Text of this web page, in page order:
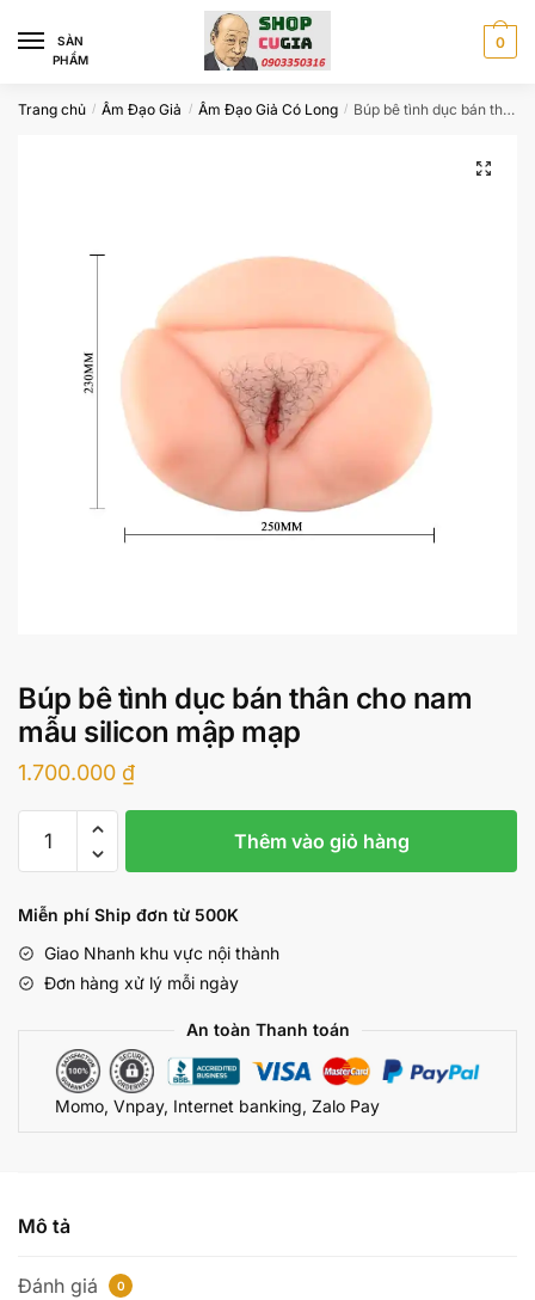
navigation
content
SÀN
PHẨM
0
Trang chủ / Âm Đạo Giả / Âm Đạo Giả Có Long / Búp bê tình dục bán thân cho nam mẫu silicon mập mạp
Búp bê tình dục bán thân cho nam
mẫu silicon mập mạp
1.700.000 ₫
dục
thân
cho
silicon
Thêm vào giỏ hàng
Miễn phí Ship đơn từ 500K
Giao Nhanh khu vực nội thành
Đơn hàng xử lý mỗi ngày
An toàn Thanh toán
Momo, Vnpay, Internet banking, Zalo Pay
Mô tả
Đánh giá 0